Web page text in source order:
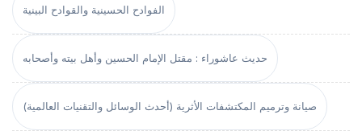
الفوادح الحسينية والقوادح البينية
حديث عاشوراء : مقتل الإمام الحسين وأهل بيته وأصحابه
صيانة وترميم المكتشفات الأثرية (أحدث الوسائل والتقنيات العالمية)